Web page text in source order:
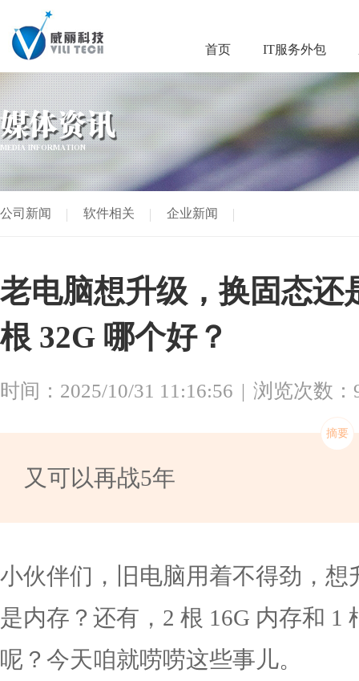
首页 IT服务外包
媒体资讯
MEDIA INFORMATION
公司新闻 软件相关 企业新闻
老电脑想升级，换固态还
根 32G 哪个好？
时间：2025/10/31 11:16:56 浏览次数：
又可以再战5年
小伙伴们，旧电脑用着不得劲，
是内存？还有，2 根 16G 内存和 1
呢？今天咱就唠唠这些事儿。